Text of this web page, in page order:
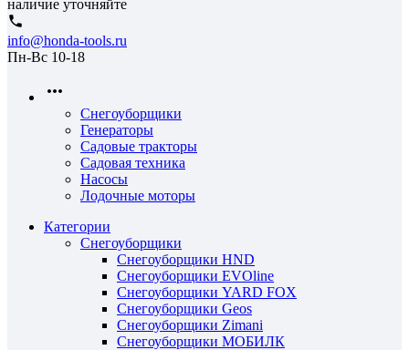
наличие уточняйте
info@honda-tools.ru
Пн-Вс 10-18
Снегоуборщики
Генераторы
Садовые тракторы
Садовая техника
Насосы
Лодочные моторы
Категории
Снегоуборщики
Снегоуборщики HND
Снегоуборщики EVOline
Снегоуборщики YARD FOX
Снегоуборщики Geos
Снегоуборщики Zimani
Снегоуборщики МОБИЛК